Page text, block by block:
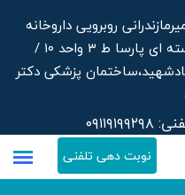
روبرویی داروخانه‌
دکتر صحرایی مجتمع پزشکی هسته ای پارسا ط ۳ واحد ۱۰ /
بنیادشهید،ساختمان پزشکی دکتر
۰۹۱۱۹۱۹۹۲۹۸
نوبت دهی تلفنی